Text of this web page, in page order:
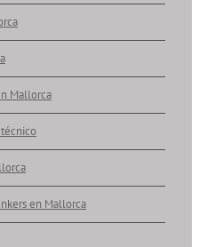
Mallorca
en Mallorca